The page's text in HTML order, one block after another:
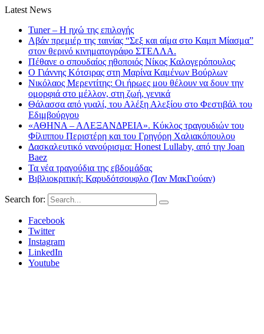
Latest News
Tuner – Η ηχώ της επιλογής
Αβάν πρεμιέρ της ταινίας “Σεξ και αίμα στο Καμπ Μίασμα”
στον θερινό κινηματογράφο ΣΤΕΛΛΑ.
Πέθανε ο σπουδαίος ηθοποιός Νίκος Καλογερόπουλος
Ο Γιάννης Κότσιρας στη Μαρίνα Καμένων Βούρλων
Νικόλαος Μερεντίτης: Οι ήρωες μου θέλουν να δουν την
ομορφιά στο μέλλον, στη ζωή, γενικά
Θάλασσα από γυαλί, του Αλέξη Αλεξίου στο Φεστιβάλ του
Εδιμβούργου
«ΑΘΗΝΑ – ΑΛΕΞΑΝΔΡΕΙΑ». Κύκλος τραγουδιών του
Φίλιππου Περιστέρη και του Γρηγόρη Χαλιακόπουλου
Δασκαλευτικό νανούρισμα: Honest Lullaby, από την Joan
Baez
Τα νέα τραγούδια της εβδομάδας
Βιβλιοκριτική: Καρυδότσουφλο (Ίαν ΜακΓιούαν)
Search for:
Facebook
Twitter
Instagram
LinkedIn
Youtube